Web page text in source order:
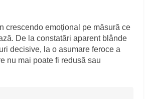
crescendo emoțional pe măsură ce
De la constatări aparent blânde
decisive, la o asumare feroce a
nu mai poate fi redusă sau